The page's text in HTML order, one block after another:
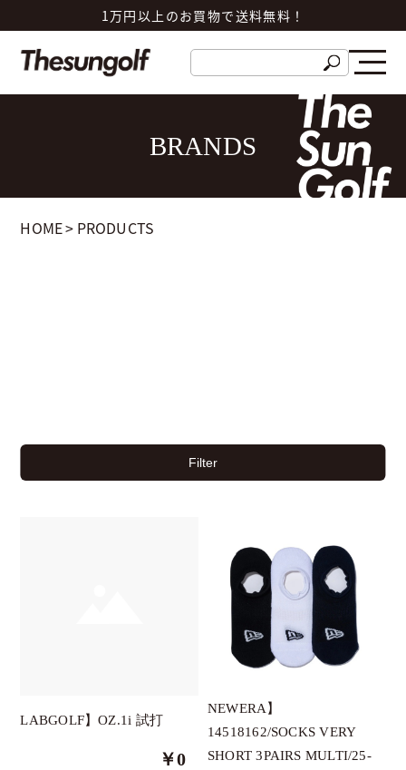
1万円以上のお買物で送料無料！
BRANDS
HOME> PRODUCTS
Filter
LABGOLF】OZ.1i 試打
￥0
NEWERA】
14518162/SOCKS VERY
SHORT 3PAIRS MULTI/25-